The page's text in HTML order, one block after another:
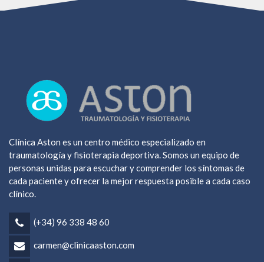
Clínica Aston es un centro médico especializado en
traumatología y fisioterapia deportiva. Somos un equipo de
personas unidas para escuchar y comprender los síntomas de
cada paciente y ofrecer la mejor respuesta posible a cada caso
clínico.
(+34) 96 338 48 60
carmen@clinicaaston.com